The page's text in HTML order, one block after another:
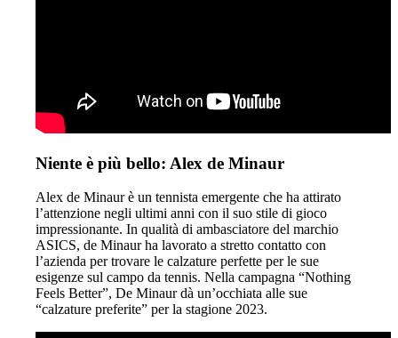
Niente è più bello: Alex de Minaur
Alex de Minaur è un tennista emergente che ha attirato
l’attenzione negli ultimi anni con il suo stile di gioco
impressionante. In qualità di ambasciatore del marchio
ASICS, de Minaur ha lavorato a stretto contatto con
l’azienda per trovare le calzature perfette per le sue
esigenze sul campo da tennis. Nella campagna “Nothing
Feels Better”, De Minaur dà un’occhiata alle sue
“calzature preferite” per la stagione 2023.